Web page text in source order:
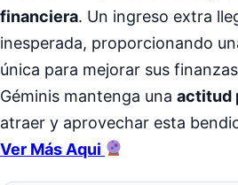
financiera. Un ingreso extra
inesperada, proporcionando
única para mejorar sus
Géminis mantenga una actitud
atraer y aprovechar esta
Ver Más Aqui